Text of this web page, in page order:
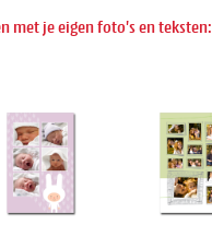
met je eigen foto's en teksten: